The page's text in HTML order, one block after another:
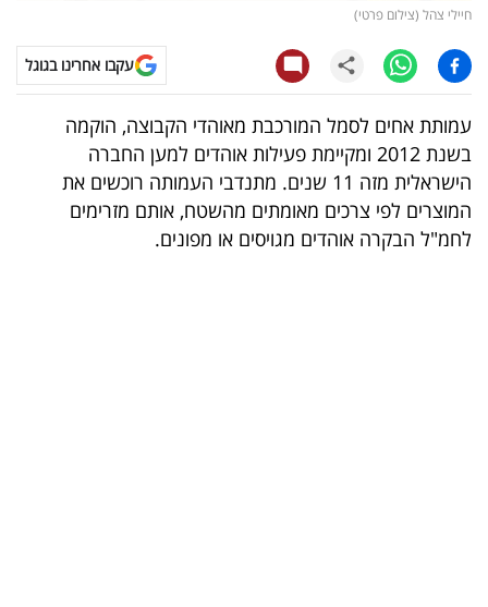
ויראלי
טלוויזיה
עסקי
ספורט
קריירה
ולימודים
חיילי צהל (צילום פרטי)
עקבו אחרינו בגוגל
עמותת אחים לסמל המורכבת מאוהדי הקבוצה, הוקמה
בשנת 2012 ומקיימת פעילות אוהדים למען החברה
הישראלית מזה 11 שנים. מתנדבי העמותה רוכשים את
המוצרים לפי צרכים מאומתים מהשטח, אותם מזרימים
לחמ"ל הבקרה אוהדים מגויסים או מפונים.